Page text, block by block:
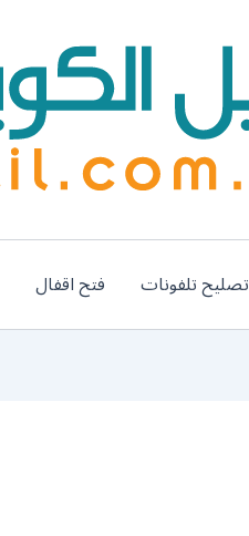
تصليح تلفونات فتح اقفال